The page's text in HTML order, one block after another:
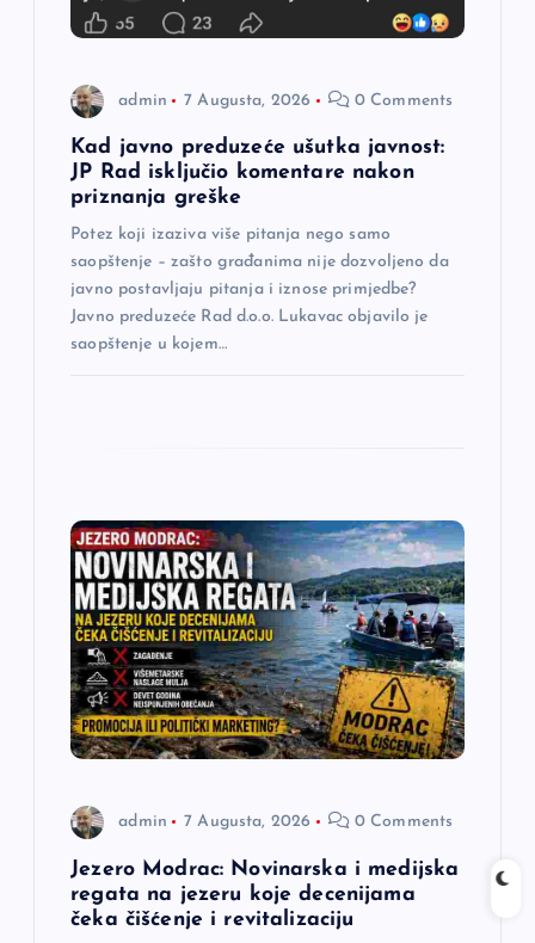
admin 7 Augusta, 2026 0 Comments
Kad javno preduzeće ušutka javnost:
JP Rad isključio komentare nakon
priznanja greške
Potez koji izaziva više pitanja nego samo
saopštenje – zašto građanima nije dozvoljeno da
javno postavljaju pitanja i iznose primjedbe?
Javno preduzeće Rad d.o.o. Lukavac objavilo je
saopštenje u kojem…
admin 7 Augusta, 2026 0 Comments
Jezero Modrac: Novinarska i medijska
regata na jezeru koje decenijama
čeka čišćenje i revitalizaciju